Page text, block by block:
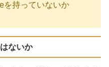
を持っていないか
ないか